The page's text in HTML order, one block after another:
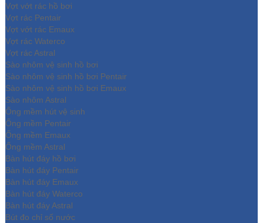
Vợt vớt rác hồ bơi
Vợt rác Pentair
Vợt vớt rác Emaux
Vợt rác Waterco
Vợt rác Astral
Sào nhôm vệ sinh hồ bơi
Sào nhôm vệ sinh hồ bơi Pentair
Sào nhôm vệ sinh hồ bơi Emaux
Sào nhôm Astral
Ống mềm hút vệ sinh
Ống mềm Pentair
Ống mềm Emaux
Ống mềm Astral
Bàn hút đáy hồ bơi
Bàn hút đáy Pentair
Bàn hút đáy Emaux
Bàn hút đáy Waterco
Bàn hút đáy Astral
Bút đo chỉ số nước